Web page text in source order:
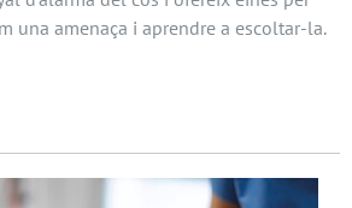
una amenaça i aprendre a escoltar-la.